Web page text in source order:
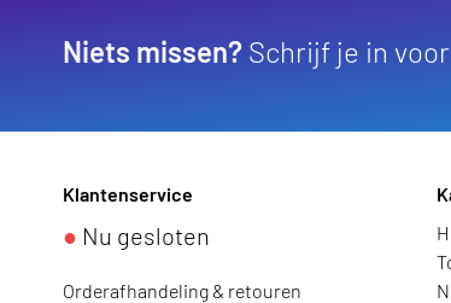
Niets missen? Schrijf je in
Klantenservice
● Nu gesloten
Orderafhandeling & retouren